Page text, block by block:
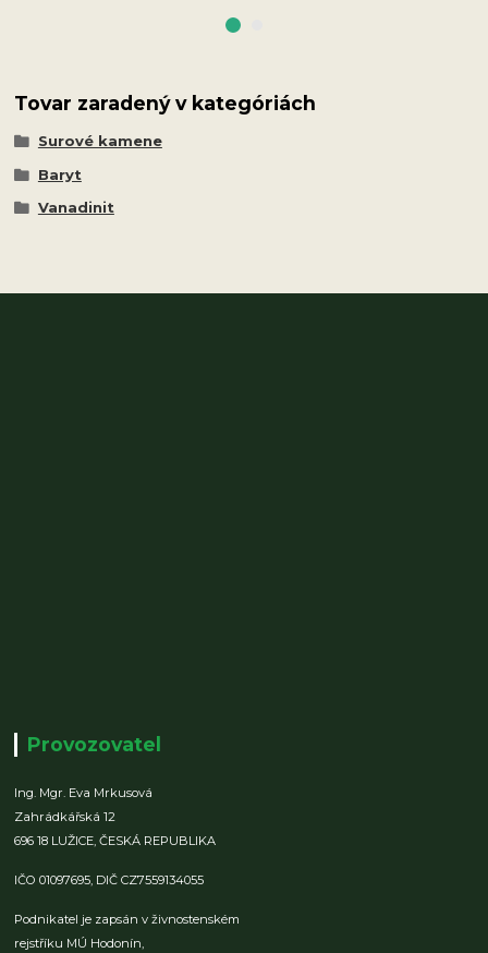
Tovar zaradený v kategóriách
Surové kamene
Baryt
Vanadinit
Provozovatel
Ing. Mgr. Eva Mrkusová
Zahrádkářská 12
696 18 LUŽICE,ČESKÁ REPUBLIKA
IČO 01097695, DIČ CZ7559134055
Podnikatel je zapsán v živnostenském
rejstříku MÚ Hodonín,